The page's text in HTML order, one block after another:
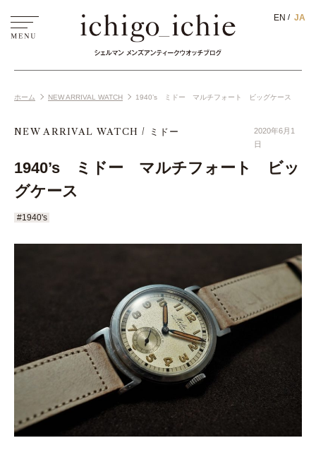
ホーム NEW ARRIVAL WATCH 1940’s ミドー マルチフォート ビッグケース
NEW ARRIVAL WATCH ミドー
2020年6月1
日
1940’s ミドー マルチフォート ビッ
グケース
#1940's
EN JA